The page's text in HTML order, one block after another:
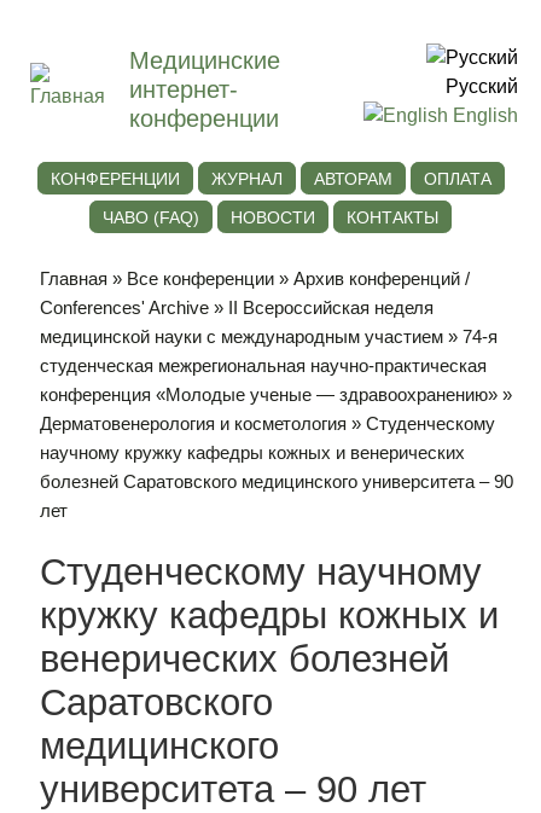
Медицинские
интернет-
конференции
Русский
English
КОНФЕРЕНЦИИ ЖУРНАЛ АВТОРАМ
ОПЛАТА
ЧАВО (FAQ)
НОВОСТИ КОНТАКТЫ
Главная » Все конференции »Архив конференций /
Conferences' Archive » II Всероссийская неделя
медицинской науки с международным участием »74-я
студенческая межрегиональная научно-практическая
конференция «Молодые ученые — здравоохранению» »
Дерматовенерология и косметология » Студенческому
научному кружку кафедры кожных и венерических
болезней Саратовского медицинского университета – 90
лет
Студенческому научному
кружку кафедры кожных и
венерических болезней
Саратовского
медицинского
университета – 90 лет